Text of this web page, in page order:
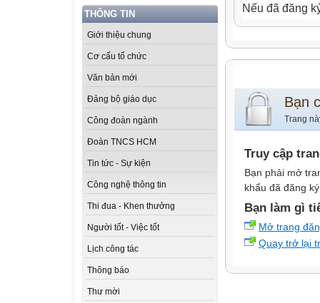
THÔNG TIN
Giới thiệu chung
Cơ cấu tổ chức
Văn bản mới
Đảng bộ giáo dục
Công đoàn ngành
Đoàn TNCS HCM
Tin tức - Sự kiện
Công nghệ thông tin
Thi đua - Khen thưởng
Người tốt - Việc tốt
Lịch công tác
Thông báo
Thư mời
Nếu đã đăng
Bạn
Trang
Truy cập
Bạn phải mở
khẩu đã đăng
Bạn làm gì
Mở trang
Quay trở lại